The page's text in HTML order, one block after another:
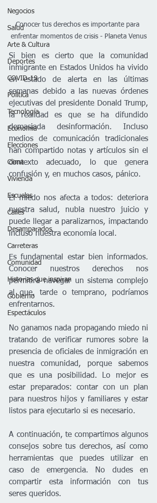
Negocios
Salud
Arte & Cultura
Deportes
COVID-19
Política
Tecnología
Economía
Elecciones
Clima
Vivienda
Escuelas
Calles
Desamparados
Carreteras
Comunidad
Historias que inspiran
Gobierno
Espectáculos
Conocer tus derechos es importante para
enfrentar momentos de crisis - Planeta Venus
Si bien es cierto que la comunidad
inmigrante en Estados Unidos ha vivido
en estado de alerta en las últimas
semanas debido a las nuevas órdenes
ejecutivas del presidente Donald Trump,
la realidad es que se ha difundido
demasiada desinformación. Incluso
medios de comunicación tradicionales
han compartido notas y artículos sin el
contexto adecuado, lo que genera
confusión y, en muchos casos, pánico.
El miedo nos afecta a todos: deteriora
nuestra salud, nubla nuestro juicio y
puede llegar a paralizarnos, impactando
incluso nuestra economía local.
Es fundamental estar bien informados.
Conocer nuestros derechos nos
permitirá navegar un sistema complejo
al que, tarde o temprano, podríamos
enfrentarnos.
No ganamos nada propagando miedo ni
tratando de verificar rumores sobre la
presencia de oficiales de inmigración en
nuestra comunidad, porque sabemos
que es una posibilidad. Lo mejor es
estar preparados: contar con un plan
para nuestros hijos y familiares y estar
listos para ejecutarlo si es necesario.
A continuación, te compartimos algunos
consejos sobre tus derechos, así como
herramientas que puedes utilizar en
caso de emergencia. No dudes en
compartir esta información con tus
seres queridos.